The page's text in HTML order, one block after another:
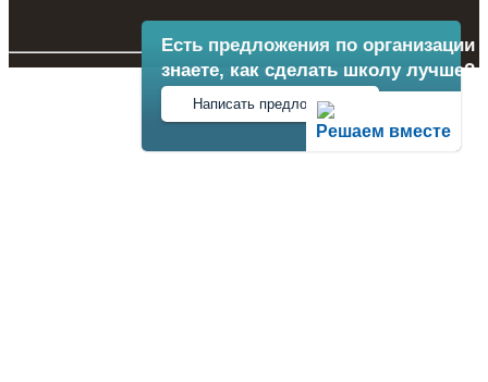
Решаем вместе
Есть предложения по организации
знаете, как сделать школу лучше?
Написать предложение